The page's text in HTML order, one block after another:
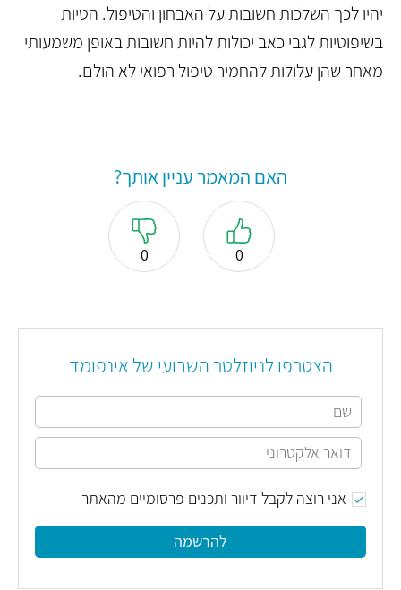
יהיו לכך השלכות חשובות על האבחון והטיפול. הטיות
בשיפוטיות לגבי כאב יכולות להיות חשובות באופן משמעותי
מאחר שהן עלולות להחמיר טיפול רפואי לא הולם.
האם המאמר עניין אותך?
0
0
הצטרפו לניוזלטר השבועי של אינפומד
אני רוצה לקבל דיוור ותכנים פרסומיים מהאתר
להרשמה